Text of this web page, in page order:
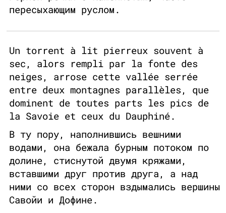
пересыхающим руслом.
Un torrent à lit pierreux souvent à
sec, alors rempli par la fonte des
neiges, arrose cette vallée serrée
entre deux montagnes parallèles, que
dominent de toutes parts les pics de
la Savoie et ceux du Dauphiné.
В ту пору, наполнившись вешними
водами, она бежала бурным потоком по
долине, стиснутой двумя кряжами,
вставшими друг против друга, а над
ними со всех сторон вздымались вершины
Савойи и Дофине.